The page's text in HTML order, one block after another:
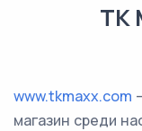
TK
www.tkmaxx.com
магазин среди